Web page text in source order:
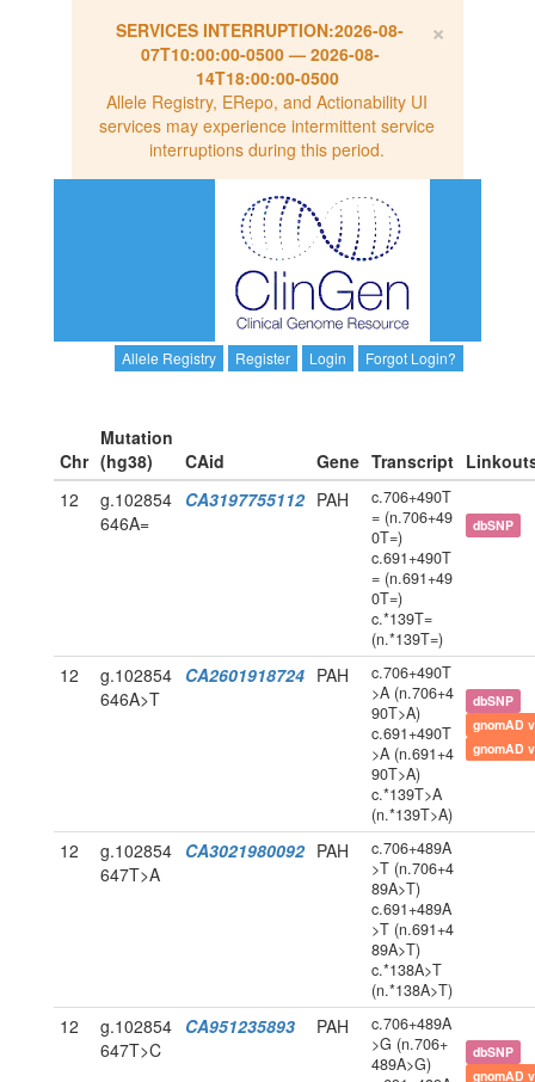
×
SERVICES INTERRUPTION:2026-08-
07T10:00:00-0500— 2026-08-
14T18:00:00-0500
Allele Registry, ERepo, and Actionability UI
services may experience intermittent service
interruptions during this period.
Allele Registry Register Login Forgot Login?
Chr
Mutation
(hg38)
CAid Gene Transcript
12
g.102854
646A=
CA3197755112 PAH
c.706+490T
= (n.706+49
0T=)
c.691+490T
= (n.691+49
0T=)
c.*139T=
(n.*139T=)
dbSNP
12
g.102854
646A>T
CA2601918724 PAH
c.706+490T
>A (n.706+4
90T>A)
c.691+490T
>A (n.691+4
90T>A)
c.*139T>A
(n.*139T>A)
dbSNP
gnomAD
gnomAD
12
g.102854
647T>A
CA3021980092 PAH
c.706+489A
>T (n.706+4
89A>T)
c.691+489A
>T (n.691+4
89A>T)
c.*138A>T
(n.*138A>T)
12
g.102854
647T>C
CA951235893 PAH
c.706+489A
>G (n.706+
489A>G)
dbSNP
gnomAD